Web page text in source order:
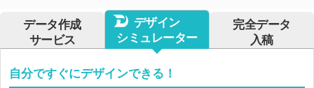
データ作成
サービス
デザイン
シミュレーター
完全データ
入稿
自分ですぐにデザインできる！